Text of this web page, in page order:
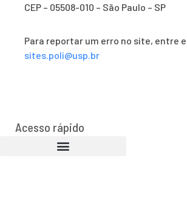
CEP – 05508-010 – São Paulo – SP
Para reportar um erro no site, entre
sites.poli@usp.br
Acesso rápido